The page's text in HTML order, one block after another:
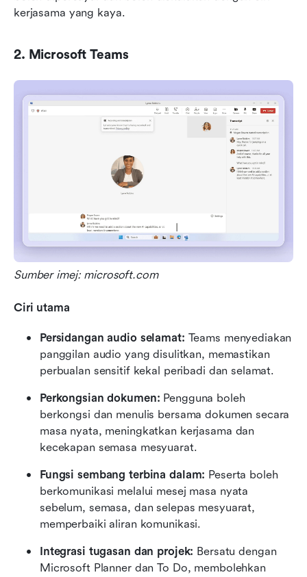
kerjasama yang kaya.
2. Microsoft Teams
Sumber imej: microsoft.com
Ciri utama
Persidangan audio selamat: Teams menyediakan
panggilan audio yang disulitkan, memastikan
perbualan sensitif kekal peribadi dan selamat.
Perkongsian dokumen: Pengguna boleh
berkongsi dan menulis bersama dokumen secara
masa nyata, meningkatkan kerjasama dan
kecekapan semasa mesyuarat.
Fungsi sembang terbina dalam: Peserta boleh
berkomunikasi melalui mesej masa nyata
sebelum, semasa, dan selepas mesyuarat,
memperbaiki aliran komunikasi.
Integrasi tugasan dan projek: Bersatu dengan
Microsoft Planner dan To Do, membolehkan